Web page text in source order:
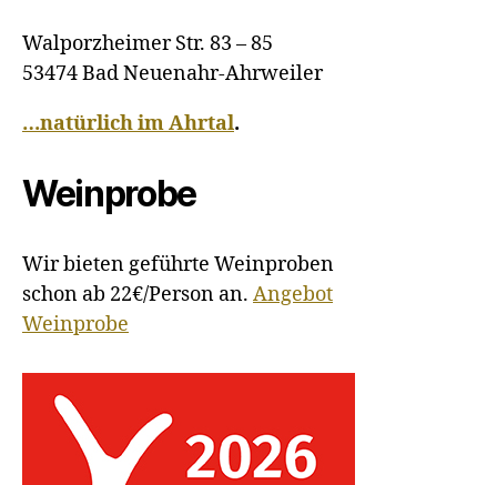
Walporzheimer Str. 83 – 85
53474 Bad Neuenahr-Ahrweiler
…natürlich im Ahrtal.
Weinprobe
Wir bieten geführte Weinproben
schon ab 22€/Person an. Angebot
Weinprobe